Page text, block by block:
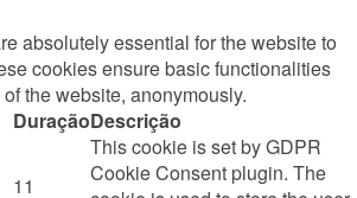
absolutely essential for the website to
cookies ensure basic functionalities
the website, anonymously.
DuraçãoDescrição
11
This cookie is set by GDPR
Cookie Consent plugin. The